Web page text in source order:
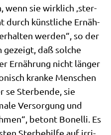
wenn sie wirk­lich ‚ster­
durch künst­li­che Ernäh­
wer­den“, so der
daß sol­che
Ernäh­rung nicht län­ger
kran­ke Men­schen
se Ster­ben­de, sie
Ver­sor­gung und
betont Bonel­li. Es
Ster­be­hil­fe auf irri­